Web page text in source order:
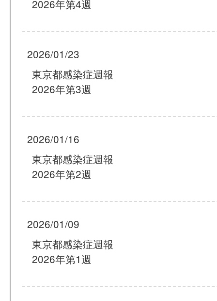
2026年第4週
2026/01/23
東京都感染症週報
2026年第3週
2026/01/16
東京都感染症週報
2026年第2週
2026/01/09
東京都感染症週報
2026年第1週